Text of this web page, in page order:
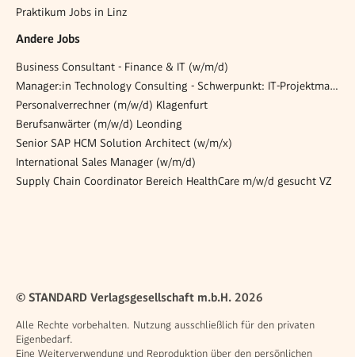
Praktikum Jobs in Linz
Andere Jobs
Business Consultant - Finance & IT (w/m/d)
Manager:in Technology Consulting - Schwerpunkt: IT-Projektmanagement (Health Care/KIS)
Personalverrechner (m/w/d) Klagenfurt
Berufsanwärter (m/w/d) Leonding
Senior SAP HCM Solution Architect (w/m/x)
International Sales Manager (w/m/d)
Supply Chain Coordinator Bereich HealthCare m/w/d gesucht VZ
© STANDARD Verlagsgesellschaft m.b.H. 2026
Alle Rechte vorbehalten. Nutzung ausschließlich für den privaten
Eigenbedarf.
Eine Weiterverwendung und Reproduktion über den persönlichen